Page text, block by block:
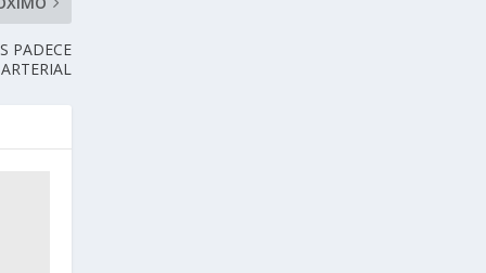
PADECE